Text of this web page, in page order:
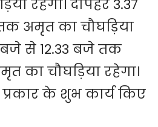
रहेगा। दोपहर 3.37
अमृत का चौघड़िया
बजे से 12.33 बजे तक
का चौघड़िया रहेगा।
प्रकार के शुभ कार्य किए